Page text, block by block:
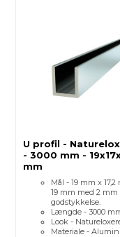
U profil -
- 3000 mm -
mm
Mål - 19 mm x
19 mm med 2 mm
godstykkelse.
Længde - 3000
Look -
Materiale -